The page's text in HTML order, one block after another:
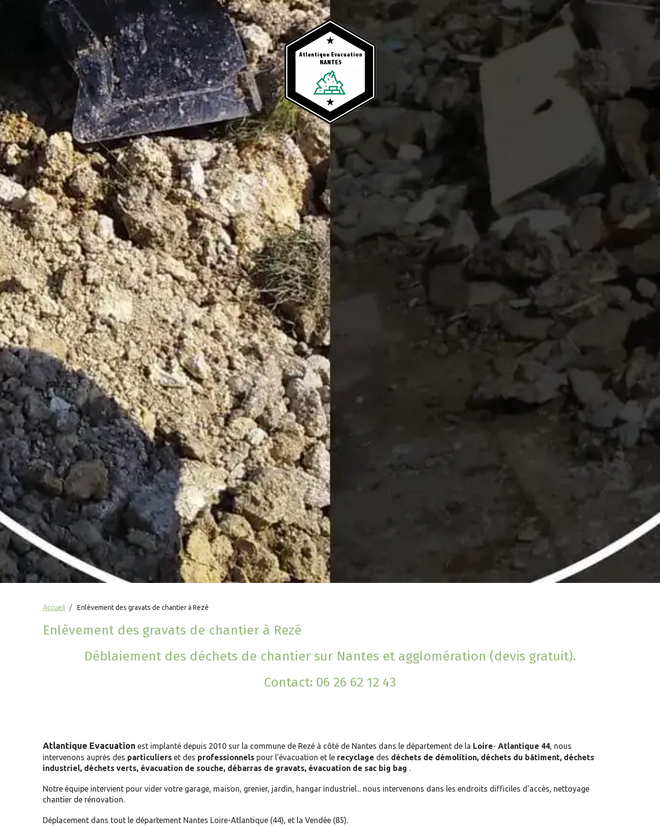
Accueil Enlèvement des gravats de chantier à Rezé
Enlèvement des gravats de chantier à Rezé
Déblaiement des déchets de chantier sur Nantes et agglomération (devis gratuit).
Contact: 06 26 62 12 43
Atlantique Evacuation est implanté depuis 2010 sur la commune de Rezé à côté de Nantes dans le département de la Loire- Atlantique 44, nous
intervenons auprès des particuliers et des professionnels pour l'évacuation et le recyclage des déchets de démolition, déchets du bâtiment, déchets
industriel, déchets verts, évacuation de souche, débarras de gravats, évacuation de sac big bag .
Notre équipe intervient pour vider votre garage, maison, grenier, jardin, hangar industriel... nous intervenons dans les endroits difficiles d'accès, nettoyage
chantier de rénovation.
Déplacement dans tout le département Nantes Loire-Atlantique (44), et la Vendée (85).